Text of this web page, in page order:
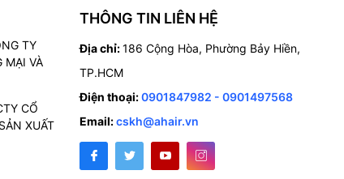
TY
MẠI VÀ
CỔ
XUẤT
THÔNG TIN LIÊN HỆ
Địa chỉ:186 Cộng Hòa, Phường Bảy Hiền,
TP.HCM
Điện thoại:0901847982 - 0901497568
Email:cskh@ahair.vn